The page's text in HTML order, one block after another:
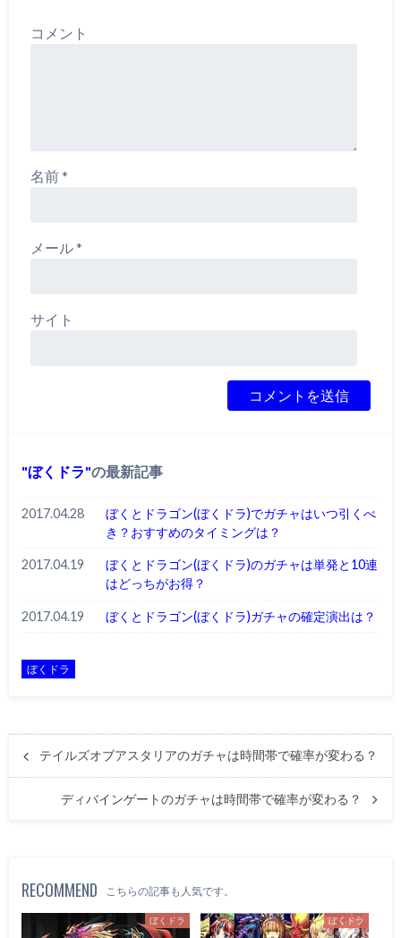
コメント
名前*
メール*
サイト
ぼくドラ の最新記事
2017.04.28
ぼくとドラゴン(ぼくドラ)でガチャはいつ引くべ
き？おすすめのタイミングは？
2017.04.19
ぼくとドラゴン(ぼくドラ)のガチャは単発と10連
はどっちがお得？
2017.04.19 ぼくとドラゴン(ぼくドラ)ガチャの確定演出は？
ぼくドラ
テイルズオブアスタリアのガチャは時間帯で確率が変わる？
ディバインゲートのガチャは時間帯で確率が変わる？
RECOMMEND こちらの記事も人気です。
ぼくドラ ぼくドラ